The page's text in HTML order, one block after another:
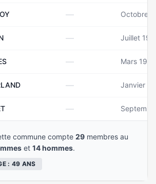
— Octobre
— Juillet
— Mars 1983
— Janvier
—
commune compte 29 membres au
et 14 hommes.
: 49 ANS